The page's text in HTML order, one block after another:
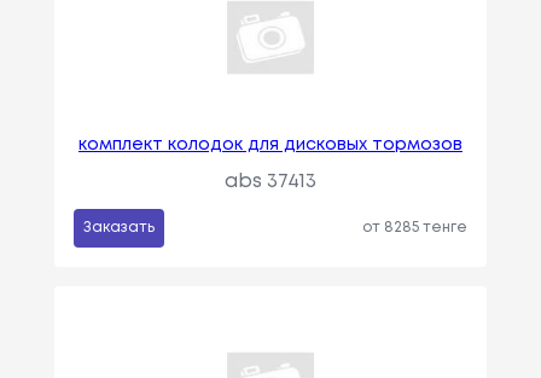
комплект колодок для дисковых тормозов
abs 37413
Заказать от 8285 тенге